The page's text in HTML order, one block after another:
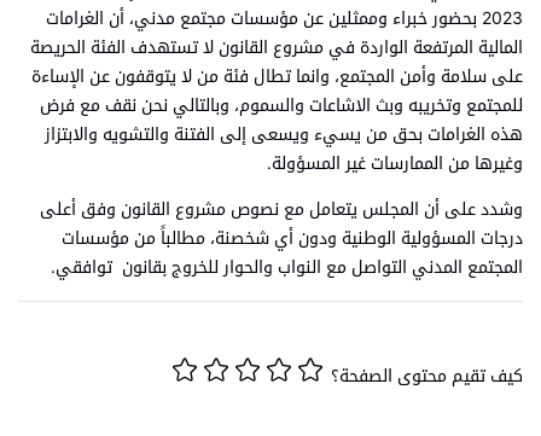
2023 بحضور خبراء وممثلين عن مؤسسات مجتمع مدني، أن الغرامات
المالية المرتفعة الواردة في مشروع القانون لا تستهدف الفئة الحريصة
على سلامة وأمن المجتمع، وانما تطال فئة من لا يتوقفون عن الإساءة
للمجتمع وتخريبه وبث الاشاعات والسموم، وبالتالي نحن نقف مع فرض
هذه الغرامات بحق من يسيء ويسعى إلى الفتنة والتشويه والابتزاز
وغيرها من الممارسات غير المسؤولة.
وشدد على أن المجلس يتعامل مع نصوص مشروع القانون وفق أعلى
درجات المسؤولية الوطنية ودون أي شخصنة، مطالباً من مؤسسات
المجتمع المدني التواصل مع النواب والحوار للخروج بقانون توافقي.
كيف تقيم محتوى الصفحة؟